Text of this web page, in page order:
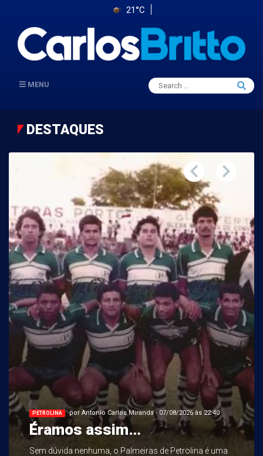
21°C
MENU
Search
for:
Search
DESTAQUES
PETROLINA por Antonio Carlos Miranda - 07/08/2026 às 22:40
Éramos assim…
Sem dúvida nenhuma, o Palmeiras de Petrolina é uma